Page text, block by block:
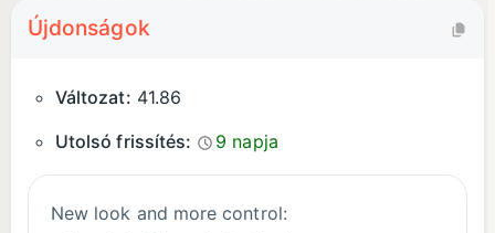
Újdonságok
Változat: 41.86
Utolsó frissítés:
9 napja
New look and more control: